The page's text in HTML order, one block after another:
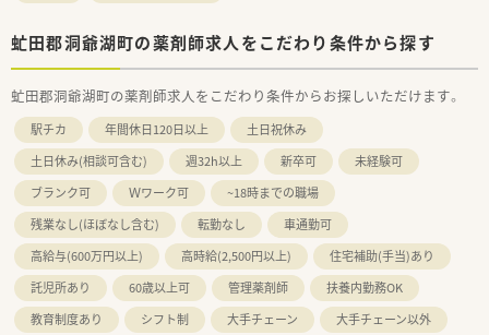
虻田郡洞爺湖町の薬剤師求人をこだわり条件から探す
虻田郡洞爺湖町の薬剤師求人をこだわり条件からお探しいただけます。
駅チカ 年間休日120日以上
土日祝休み
土日休み(相談可含む)
週32h以上 新卒可
未経験可
ブランク可
Ｗワーク可
~18時までの職場
残業なし(ほぼなし含む)
転勤なし
車通勤可
高給与(600万円以上)
高時給(2,500円以上)
住宅補助(手当)あり
託児所あり
60歳以上可 管理薬剤師
扶養内勤務OK
教育制度あり
シフト制 大手チェーン
大手チェーン以外